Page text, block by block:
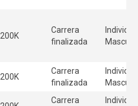
200K
Carrera
finalizada
200K
Carrera
finalizada
Carrera